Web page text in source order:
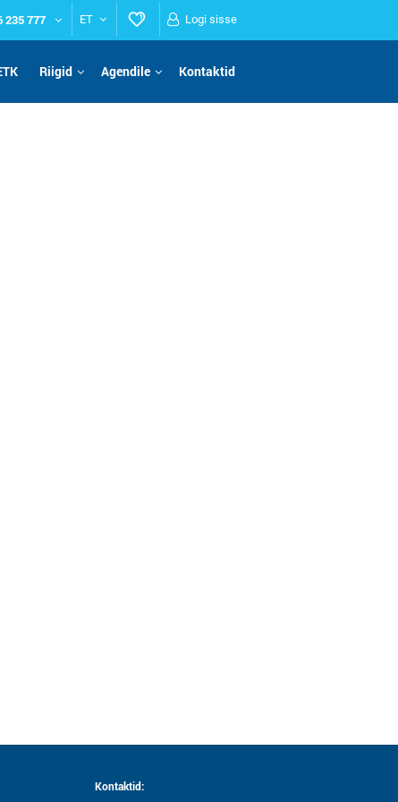
235 777 ET Logi sisse
Riigid Agendile Kontaktid
Kontaktid: